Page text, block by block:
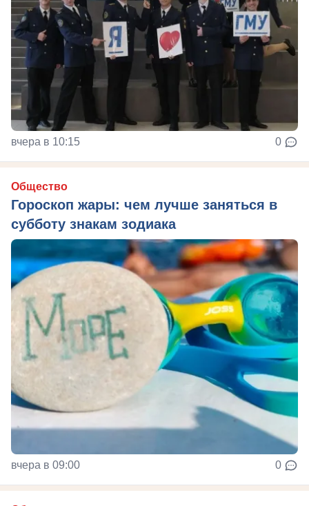
вчера в 10:15 0
Общество
Гороскоп жары: чем лучше заняться в
субботу знакам зодиака
вчера в 09:00 0